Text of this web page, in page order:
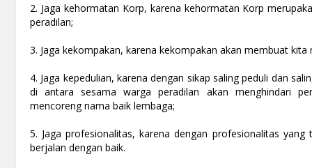
2. Jaga kehormatan Korp, karena kehormatan Korp
peradilan;
3. Jaga kekompakan, karena kekompakan akan membuat
4. Jaga kepedulian, karena dengan sikap saling peduli dan
di antara sesama warga peradilan akan menghindari
mencoreng nama baik lembaga;
5. Jaga profesionalitas, karena dengan profesionalitas yang
berjalan dengan baik.